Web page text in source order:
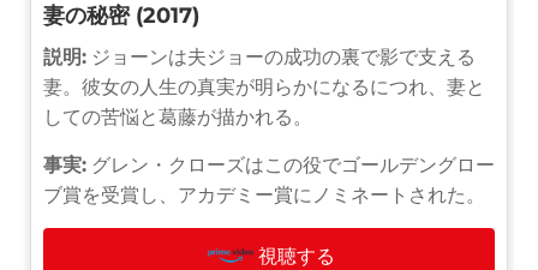
妻の秘密 (2017)
説明: ジョーンは夫ジョーの成功の裏で影で支える
妻。彼女の人生の真実が明らかになるにつれ、妻と
しての苦悩と葛藤が描かれる。
事実: グレン・クローズはこの役でゴールデングロー
ブ賞を受賞し、アカデミー賞にノミネートされた。
視聴する